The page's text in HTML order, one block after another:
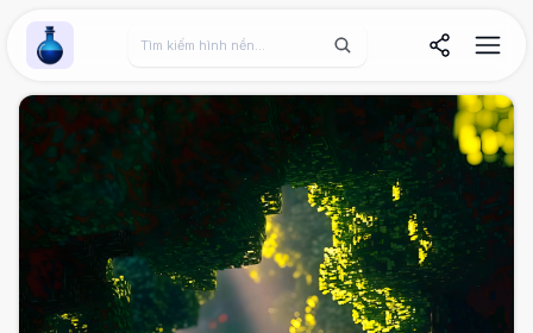
Wallpaper Alchemy